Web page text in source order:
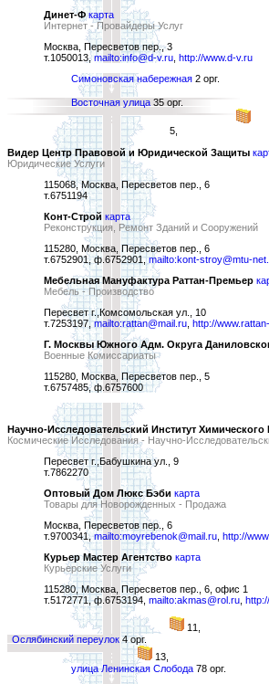
Динет-Ф карта
Интернет - Провайдеры Услуг
Москва, Пересветов пер., 3
т.1050013,mailto:info@d-v.ru http://www.d-v.ru
Симоновская набережная 2 орг.
Восточная улица 35 орг.
5,
Видер Центр Правовой и Юридической Защиты
Юридические Услуги
115068, Москва, Пересветов пер., 6
т.6751194
Конт-Строй карта
Реконструкция, Ремонт Зданий и Сооружений
115280, Москва, Пересветов пер., 6
т.6752901, ф.6752901,mailto:kont-stroy@mtu-
Мебельная Мануфактура Раттан-Премьер
Мебель - Производство
Пересвет г.,Комсомольская ул., 10
т.7253197,mailto:rattan@mail.ru http://
Г. Москвы Южного Адм. Округа
Военные Комиссариаты
115280, Москва, Пересветов пер., 5
т.6757485, ф.6757600
Научно-Исследовательский Институт
Космические Исследования - Научно-
Пересвет г.,Бабушкина ул., 9
т.7862270
Оптовый Дом Люкс Бэби карта
Товары для Новорожденных - Продажа
Москва, Пересветов пер., 6
т.9700341,mailto:moyrebenok@mail.ru http://
Курьер Мастер Агентство карта
Курьерские Услуги
115280, Москва, Пересветов пер., 6, офис 1
т.5172771, ф.6753194, mailto:akmas@rol.ru
11,
Ослябинский переулок4 орг.
13,
улица Ленинская Слобода 78 орг.